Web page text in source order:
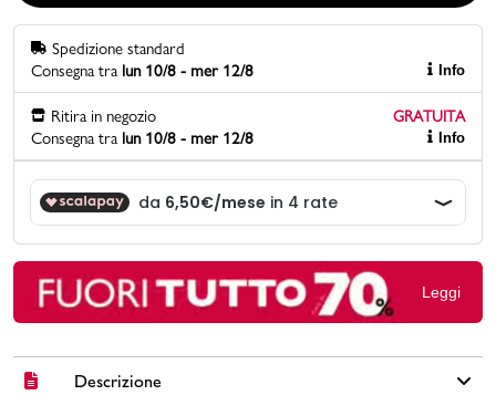
contatti
Gift card
Spedizione standard
Consegna tra lun 10/8 - mer 12/8 Info
Ritira in negozio
GRATUITA
Consegna tra lun 10/8 - mer 12/8 Info
Leggi
Descrizione